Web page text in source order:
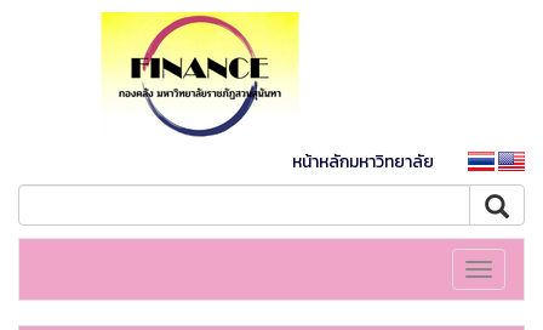
หน้าหลักมหาวิทยาลัย
Toggle